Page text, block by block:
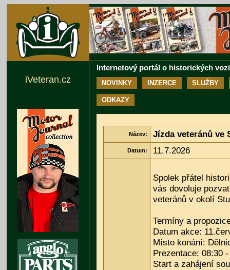
Internetový portál o historických
NOVINKY INZERCE SLUŽBY
ODKAZY
Název: Jízda veteránů ve
Datum: 11.7.2026
Spolek přátel
vás dovoluje
veteránů v okolí
Termíny a
Datum akce:
Místo konání:
Prezentace: 08:30
Start a zahájení
iVeteran.cz